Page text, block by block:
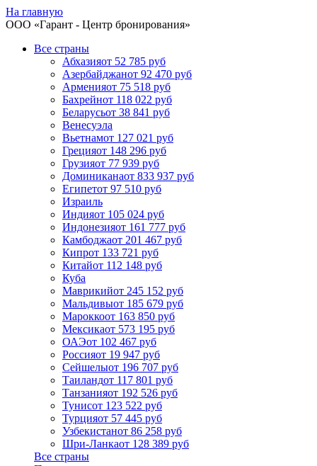
На главную
ООО «Гарант - Центр бронирования»
Все страны
Абхазияот 52 785 руб
Азербайджанот 92 470 руб
Арменияот 75 518 руб
Бахрейнот 118 022 руб
Беларусьот 38 841 руб
Венесуэла
Вьетнамот 127 021 руб
Грецияот 148 296 руб
Грузияот 77 939 руб
Доминиканаот 833 937 руб
Египетот 97 510 руб
Израиль
Индияот 105 024 руб
Индонезияот 161 777 руб
Камбоджаот 201 467 руб
Кипрот 133 721 руб
Китайот 112 148 руб
Куба
Маврикийот 245 152 руб
Мальдивыот 185 679 руб
Мароккоот 163 850 руб
Мексикаот 573 195 руб
ОАЭот 102 467 руб
Россияот 19 947 руб
Сейшелыот 196 707 руб
Таиландот 117 801 руб
Танзанияот 192 526 руб
Тунисот 123 522 руб
Турцияот 57 445 руб
Узбекистанот 86 258 руб
Шри-Ланкаот 128 389 руб
Все страны